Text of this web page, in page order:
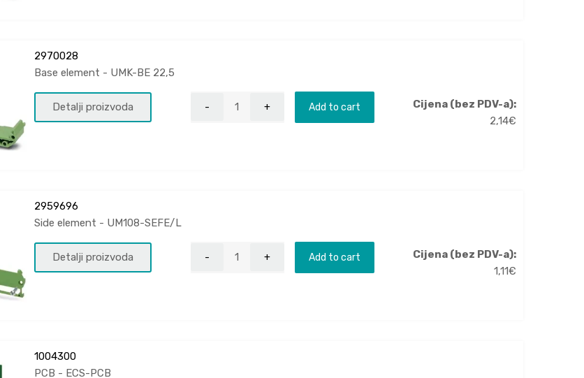
2970028
Base element - UMK-BE 22,5
Detalji proizvoda Add to cart
Cijena (bez PDV-a):
2,14€
2959696
Side element - UM108-SEFE/L
Detalji proizvoda Add to cart
Cijena (bez PDV-a):
1,11€
1004300
PCB - ECS-PCB